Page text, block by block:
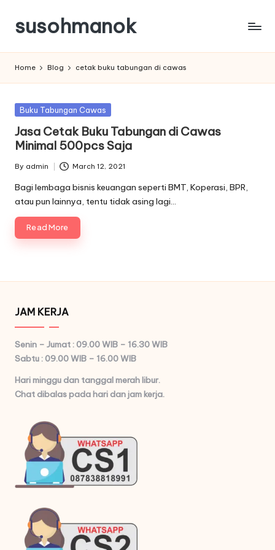
Skip
content
susohmanok
Home Blog cetak buku tabungan di cawas
Posted
Buku Tabungan Cawas
Jasa Cetak Buku Tabungan di Cawas
Minimal 500pcs Saja
Posted
by
By admin March 12, 2021
Bagi lembaga bisnis keuangan seperti BMT, Koperasi, BPR,
atau pun lainnya, tentu tidak asing lagi…
Read More
JAM KERJA
Senin – Jumat : 09.00 WIB – 16.30 WIB
Sabtu : 09.00 WIB – 16.00 WIB
Hari minggu dan tanggal merah libur.
Chat dibalas pada hari dan jam kerja.